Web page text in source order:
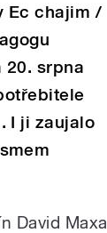
Ec chajim /
20. srpna
I ji zaujalo
David Maxa